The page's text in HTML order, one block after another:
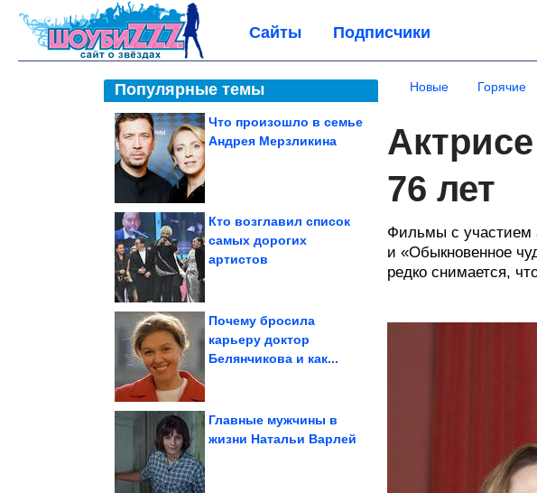
Сайты Подписчики
Популярные темы
Что произошло в семье
Андрея Мерзликина
Кто возглавил список
самых дорогих
артистов
Почему бросила
карьеру доктор
Белянчикова и как...
Главные мужчины в
жизни Натальи Варлей
Новые Горячие
76 лет
Фильмы с участием
и «Обыкновенное
редко снимается,